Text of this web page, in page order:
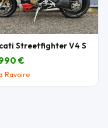
Streetfighter V4 S
€
Ravoire